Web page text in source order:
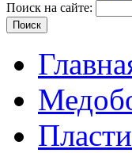
Поиск на сайте: